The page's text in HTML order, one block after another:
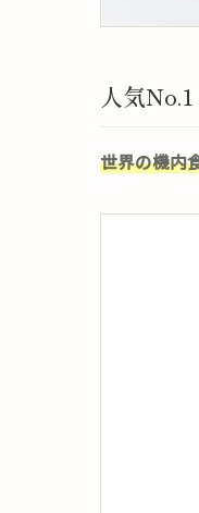
人気
世界の機内